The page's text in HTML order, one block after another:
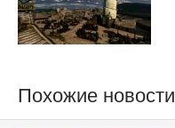
Похожие новости